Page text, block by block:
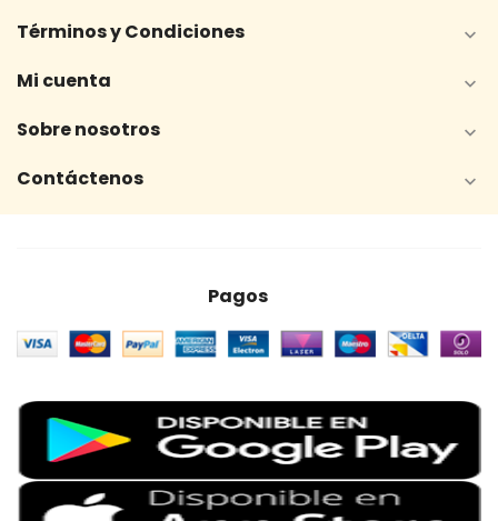
Términos y Condiciones 
Mi cuenta 
Sobre nosotros 
Contáctenos 
Pagos